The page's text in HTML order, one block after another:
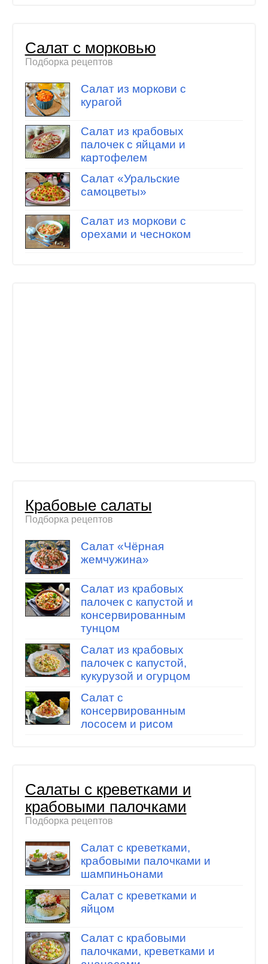
Салат с морковью
Подборка рецептов
Салат из моркови с
курагой
Салат из крабовых
палочек с яйцами и
картофелем
Салат «Уральские
самоцветы»
Салат из моркови с
орехами и чесноком
Крабовые салаты
Подборка рецептов
Салат «Чёрная
жемчужина»
Салат из крабовых
палочек с капустой и
консервированным
тунцом
Салат из крабовых
палочек с капустой,
кукурузой и огурцом
Салат с
консервированным
лососем и рисом
Салаты с креветками и
крабовыми палочками
Подборка рецептов
Салат с креветками,
крабовыми палочками и
шампиньонами
Салат с креветками и
яйцом
Салат с крабовыми
палочками, креветками и